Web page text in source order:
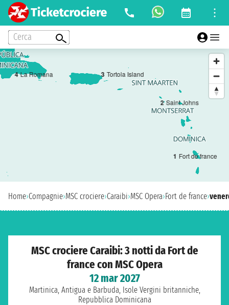
Cerca
1 Fort de france
2 Saint Johns
3 Tortola Island
4 La Romana
Home›Compagnie›MSC crociere›Caraibi›MSC Opera›Fort de france›
MSC crociere Caraibi: 3 notti da Fort de
france con MSC Opera
12 mar 2027
Martinica, Antigua e Barbuda, Isole Vergini britanniche,
Repubblica Dominicana